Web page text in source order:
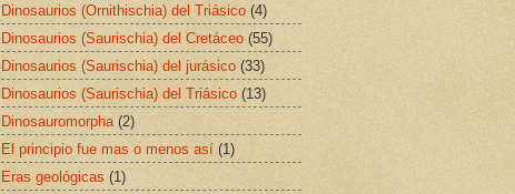
Dinosaurios (Ornithischia) del Triásico (4)
Dinosaurios (Saurischia) del Cretáceo (55)
Dinosaurios (Saurischia) del jurásico (33)
Dinosaurios (Saurischia) del Triásico (13)
Dinosauromorpha (2)
El principio fue mas o menos así (1)
Eras geológicas (1)